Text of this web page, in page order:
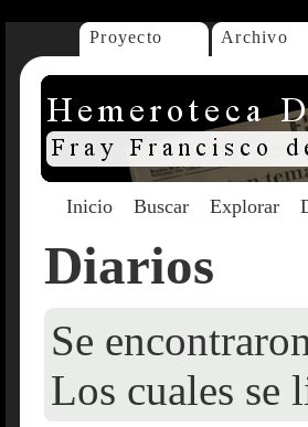
Proyecto Archivo
Inicio Buscar Explorar
Diarios
Se
Los cuales se